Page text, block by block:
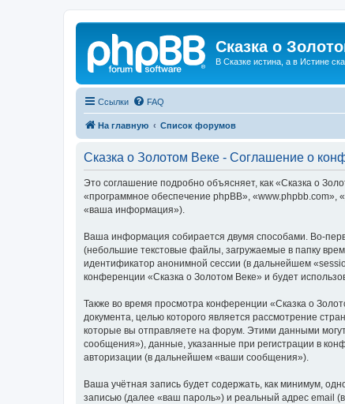
Сказка о
В Сказке истина, а в Истине
Ссылки FAQ
На главную Список форумов
Сказка о Золотом Веке - Соглашение о
Это соглашение подробно объясняет, как «Сказка о
«программное обеспечение phpBB»,
«ваша информация»).
Ваша информация собирается двумя способами. Во-
(небольшие текстовые файлы, загружаемые в папку
идентификатор анонимной сессии (в дальнейшем
конференции «Сказка о Золотом Веке» и будет
Также во время просмотра конференции «Сказка о
документа, целью которого является рассмотрение
которые вы отправляете на форум. Этими данными
сообщения»), данные, указанные при регистрации в
авторизации (в дальнейшем «ваши сообщения»).
Ваша учётная запись будет содержать, как минимум,
записью (далее «ваш пароль») и реальный адрес email